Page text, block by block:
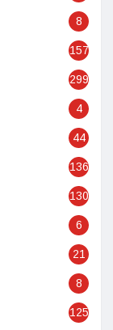
8
157
299
4
44
136
130
6
21
8
125